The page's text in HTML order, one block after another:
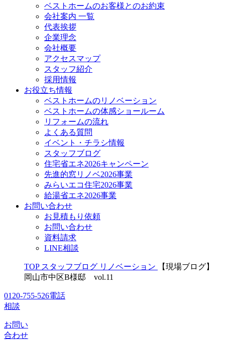
ベストホームのお客様とのお約束
会社案内 一覧
代表挨拶
企業理念
会社概要
アクセスマップ
スタッフ紹介
採用情報
お役立ち情報
ベストホームのリノベーション
ベストホームの体感ショールーム
リフォームの流れ
よくある質問
イベント・チラシ情報
スタッフブログ
住宅省エネ2026キャンペーン
先進的窓リノベ2026事業
みらいエコ住宅2026事業
給湯省エネ2026事業
お問い合わせ
お見積もり依頼
お問い合わせ
資料請求
LINE相談
TOP スタッフブログ リノベーション
【現場ブログ】
岡山市中区B様邸 vol.11
0120-755-526電話
相談
お問い
合わせ